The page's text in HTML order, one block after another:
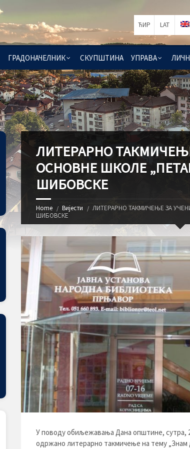
ГРАДОНАЧЕЛНИК СКУПШТИНА УПРАВА
ЋИР LAT
ЛИТЕРАРНО
ОСНОВНЕ ШКОЛЕ
ШИБОВСКЕ
Home Вијести
ЛИТЕРАРНО ТАКМИЧЕЊЕ ЗА
ШИБОВСКЕ
У поводу обиљежавања Дана општине, сутра,
одржано литерарно такмичење на тему „Знам